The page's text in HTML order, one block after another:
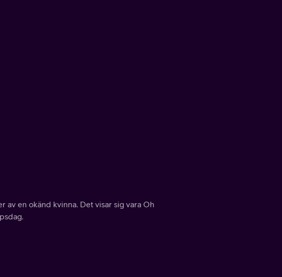
en okänd kvinna. Det visar sig vara Oh